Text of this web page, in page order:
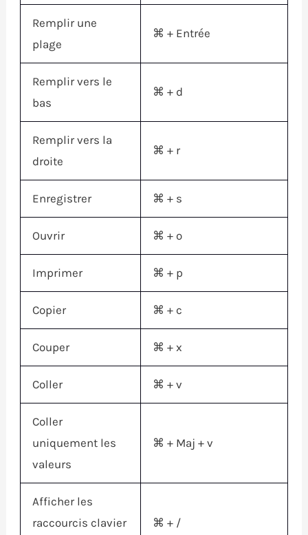
Remplir une
plage
⌘ + Entrée
Remplir vers le
bas
⌘ + d
Remplir vers la
droite
⌘ + r
Enregistrer ⌘ + s
Ouvrir ⌘ + o
Imprimer ⌘ + p
Copier ⌘ + c
Couper ⌘ + x
Coller ⌘ + v
Coller
uniquement les
valeurs
⌘ + Maj + v
Afficher les
raccourcis clavier
⌘ + /